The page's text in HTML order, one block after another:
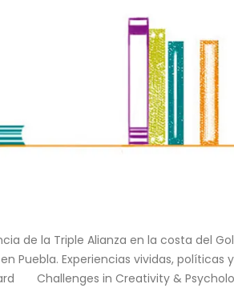
de la Triple Alianza en la costa del
Experiencias vividas,
Challenges in Creativity &